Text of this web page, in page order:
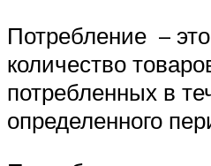
Потребление –
количество
потребленных в
определенного